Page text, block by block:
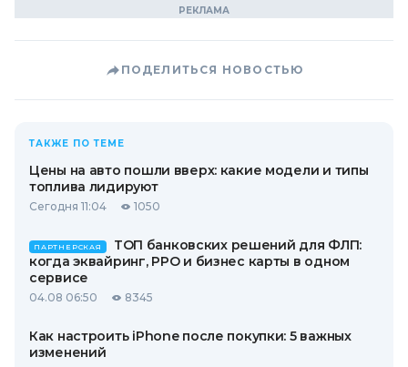
ПОДЕЛИТЬСЯ НОВОСТЬЮ
ТАКЖЕ ПО ТЕМЕ
Цены на авто пошли вверх: какие модели и типы
топлива лидируют
Сегодня 11:04 1050
ПАРТНЕРСКАЯ
ТОП банковских решений для ФЛП:
когда эквайринг, РРО и бизнес карты в одном
сервисе
04.08 06:50 8345
Как настроить iPhone после покупки: 5 важных
изменений